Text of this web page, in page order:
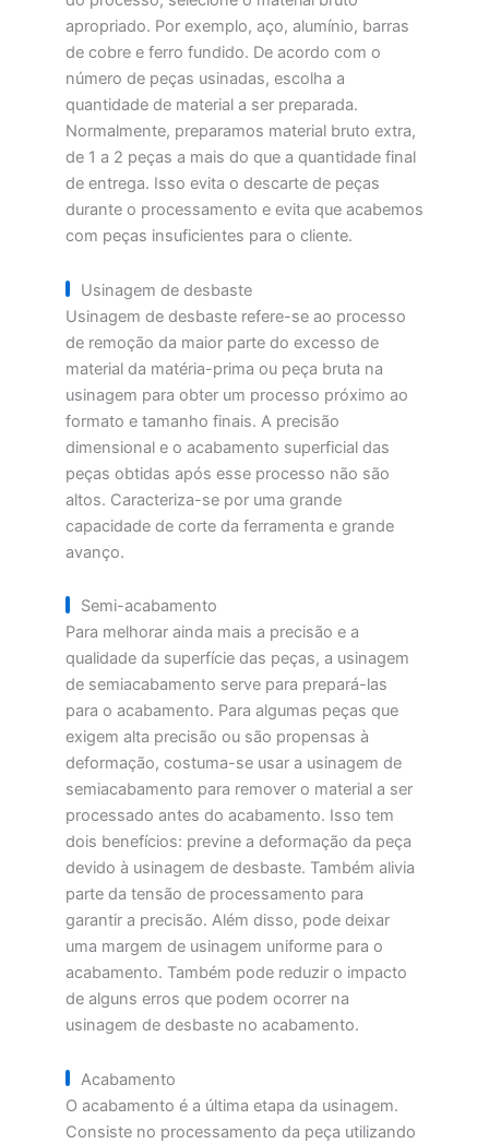
apropriado. Por exemplo, aço, alumínio, barras
de cobre e ferro fundido. De acordo com o
número de peças usinadas, escolha a
quantidade de material a ser preparada.
Normalmente, preparamos material bruto extra,
de 1 a 2 peças a mais do que a quantidade final
de entrega. Isso evita o descarte de peças
durante o processamento e evita que acabemos
com peças insuficientes para o cliente.
Usinagem de desbaste
Usinagem de desbaste refere-se ao processo
de remoção da maior parte do excesso de
material da matéria-prima ou peça bruta na
usinagem para obter um processo próximo ao
formato e tamanho finais. A precisão
dimensional e o acabamento superficial das
peças obtidas após esse processo não são
altos. Caracteriza-se por uma grande
capacidade de corte da ferramenta e grande
avanço.
Semi-acabamento
Para melhorar ainda mais a precisão e a
qualidade da superfície das peças, a usinagem
de semiacabamento serve para prepará-las
para o acabamento. Para algumas peças que
exigem alta precisão ou são propensas à
deformação, costuma-se usar a usinagem de
semiacabamento para remover o material a ser
processado antes do acabamento. Isso tem
dois benefícios: previne a deformação da peça
devido à usinagem de desbaste. Também alivia
parte da tensão de processamento para
garantir a precisão. Além disso, pode deixar
uma margem de usinagem uniforme para o
acabamento. Também pode reduzir o impacto
de alguns erros que podem ocorrer na
usinagem de desbaste no acabamento.
Acabamento
O acabamento é a última etapa da usinagem.
Consiste no processamento da peça utilizando